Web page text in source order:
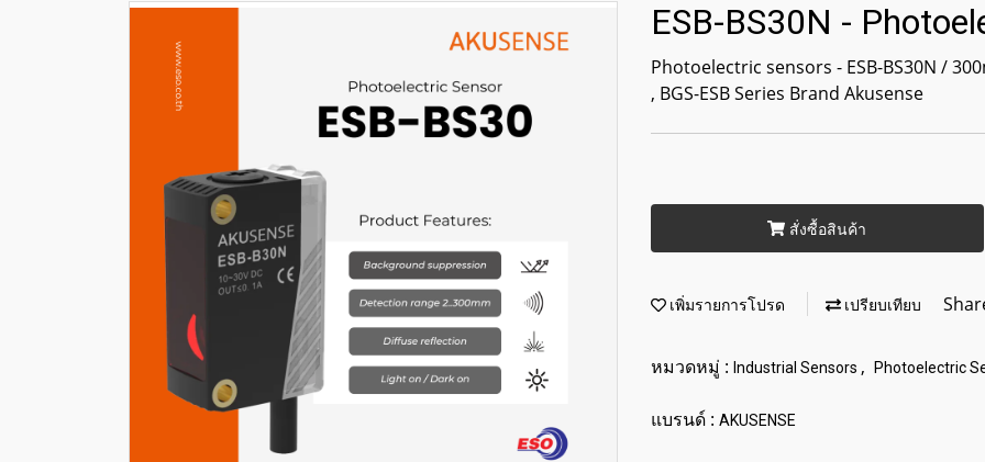
ESB-BS30N -
Photoelectric sensors - ESB-BS30N /
, BGS-ESB Series Brand Akusense
สั่งซื้อสินค้า
เพิ่มรายการโปรด เปรียบเทียบ
หมวดหมู่ : Industrial Sensors , Photoelectric
แบรนด์ : AKUSENSE